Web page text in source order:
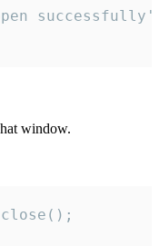
window.